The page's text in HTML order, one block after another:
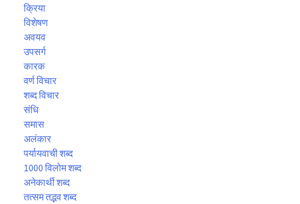
क्रिया
विशेषण
अवयव
उपसर्ग
कारक
वर्ण विचार
शब्द विचार
संधि
समास
अलंकार
पर्यायवाची शब्द
1000 विलोम शब्द
अनेकार्थी शब्द
तत्सम तद्भव शब्द